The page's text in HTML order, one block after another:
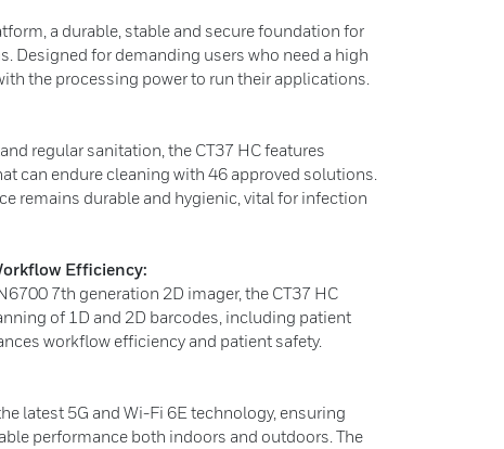
a durable, stable and secure foundation for
Designed for demanding users who need a high
the processing power to run their applications.
regular sanitation, the CT37 HC features
can endure cleaning with 46 approved solutions.
remains durable and hygienic, vital for infection
Efficiency:
7th generation 2D imager, the CT37 HC
of 1D and 2D barcodes, including patient
workflow efficiency and patient safety.
latest 5G and Wi-Fi 6E technology, ensuring
performance both indoors and outdoors. The